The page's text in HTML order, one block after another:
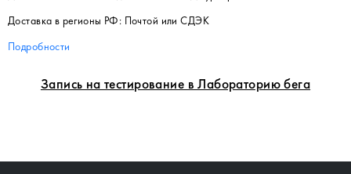
Запись на тестирование в Лабораторию бега
Доставка в регионы РФ: Почтой или СДЭК
Подробности